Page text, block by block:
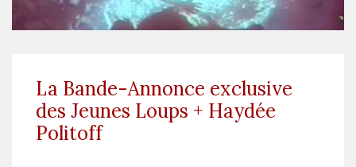
La Bande-Annonce exclusive
des Jeunes Loups + Haydée
Politoff